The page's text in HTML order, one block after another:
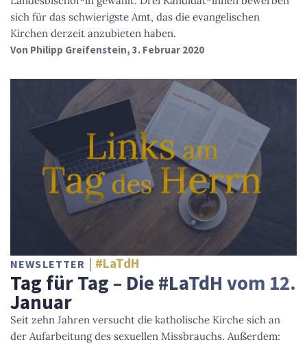
sich für das schwierigste Amt, das die evangelischen
Kirchen derzeit anzubieten haben.
Von Philipp Greifenstein, 3. Februar 2020
NEWSLETTER #LaTdH
Tag für Tag – Die #LaTdH vom 12.
Januar
Seit zehn Jahren versucht die katholische Kirche sich an
der Aufarbeitung des sexuellen Missbrauchs. Außerdem: